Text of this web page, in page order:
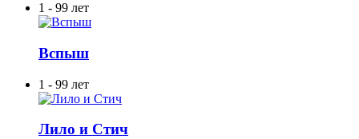
1 - 99 лет
Вспыш
1 - 99 лет
Лило и Стич